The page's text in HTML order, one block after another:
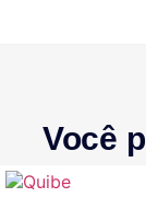
Você